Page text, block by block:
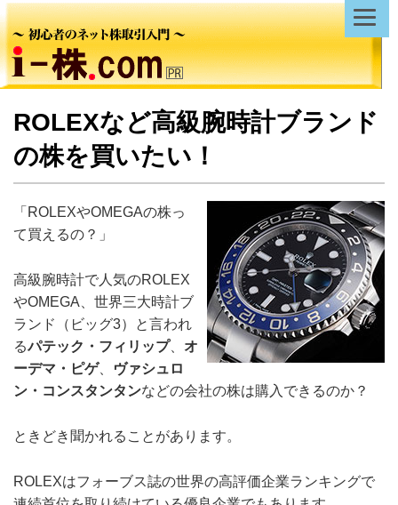
ROLEXなど高級腕時計ブランド
の株を買いたい！
「ROLEXやOMEGAの株っ
て買えるの？」
高級腕時計で人気のROLEX
やOMEGA、世界三大時計ブ
ランド（ビッグ3）と言われ
るパテック・フィリップ、 オ
ーデマ・ピゲ、
ヴァシュロ
ン・コンスタンタンなどの会社の株は購入できるのか？
ときどき聞かれることがあります。
ROLEXはフォーブス誌の世界の高評価企業ランキングで